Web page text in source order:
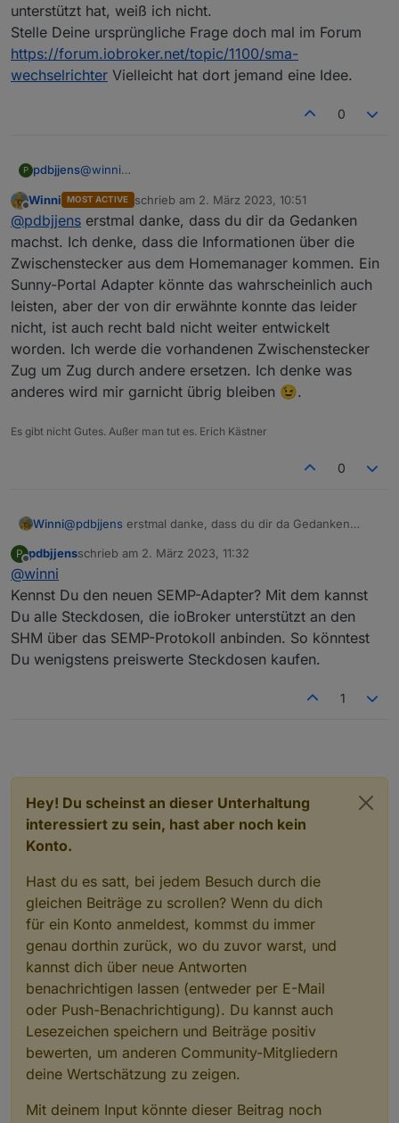
habe ich allerdings auch nicht. Besonders ärgerlich für
alten abgelöst hat und bei dem diese Dosen nicht mehr
unterstützt werden.
unterstützt hat, weiß ich nicht.
Stelle Deine ursprüngliche Frage doch mal im Forum
https://forum.iobroker.net/topic/1100/sma-
wechselrichter Vielleicht hat dort jemand eine Idee.
0
P pdbjjens@winni
wohl mittlerweile obsolet. Und ob der die
Steckdosendaten unterstützt hat, weiß ich nicht.
Stelle Deine ursprüngliche Frage doch mal im Forum
https://forum.iobroker.net/topic/1100/sma-
wechselrichterVielleicht hat dort jemand eine Idee.
Offline
Winni MOST ACTIVE schrieb am 2. März 2023, 10:51
zuletzt editiert von
@pdbjjens erstmal danke, dass du dir da Gedanken
machst. Ich denke, dass die Informationen über die
Zwischenstecker aus dem Homemanager kommen. Ein
Sunny-Portal Adapter könnte das wahrscheinlich auch
leisten, aber der von dir erwähnte konnte das leider
nicht, ist auch recht bald nicht weiter entwickelt
worden. Ich werde die vorhandenen Zwischenstecker
Zug um Zug durch andere ersetzen. Ich denke was
anderes wird mir garnicht übrig bleiben 😉.
Es gibt nicht Gutes. Außer man tut es. Erich Kästner
0
Winni@pdbjjens erstmal danke, dass du dir da Gedanken
Zwischenstecker aus dem Homemanager kommen. Ein
leisten, aber der von dir erwähnte konnte das leider
nicht, ist auch recht bald nicht weiter entwickelt worden.
Ich werde die vorhandenen Zwischenstecker Zug um
Zug durch andere ersetzen. Ich denke was anderes wird
mir garnicht übrig bleiben 😉.
P
Offline
pdbjjensschrieb am 2. März 2023, 11:32
zuletzt editiert von
@winni
Kennst Du den neuen SEMP-Adapter? Mit dem kannst
Du alle Steckdosen, die ioBroker unterstützt an den
SHM über das SEMP-Protokoll anbinden. So könntest
Du wenigstens preiswerte Steckdosen kaufen.
1
Hey! Du scheinst an dieser Unterhaltung
interessiert zu sein, hast aber noch kein
Konto.
Hast du es satt, bei jedem Besuch durch die
gleichen Beiträge zu scrollen? Wenn du dich
für ein Konto anmeldest, kommst du immer
genau dorthin zurück, wo du zuvor warst, und
kannst dich über neue Antworten
benachrichtigen lassen (entweder per E-Mail
oder Push-Benachrichtigung). Du kannst auch
Lesezeichen speichern und Beiträge positiv
bewerten, um anderen Community-Mitgliedern
deine Wertschätzung zu zeigen.
Mit deinem Input könnte dieser Beitrag noch